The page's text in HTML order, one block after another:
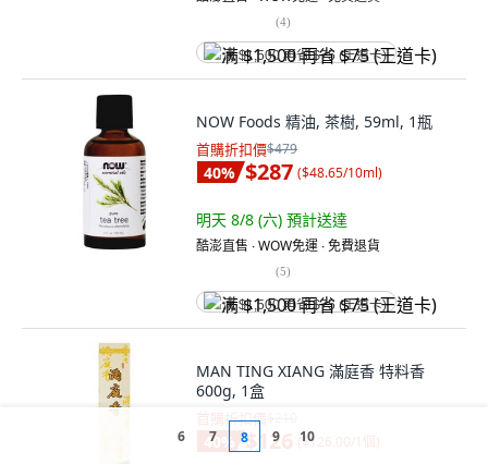
(4)
满 $1,500 再省 $75 (王道卡)
NOW Foods 精油, 茶樹, 59ml, 1瓶
首購折扣價$479
40% $287 ($48.65/10ml)
明天 8/8 (六) 預計送達
酷澎直售 ∙ WOW免運 ∙ 免費退貨
(5)
满 $1,500 再省 $75 (王道卡)
MAN TING XIANG 滿庭香 特料香
600g, 1盒
首購折扣價
40% $126 ($126.00/1個)
6 7 8 9 10